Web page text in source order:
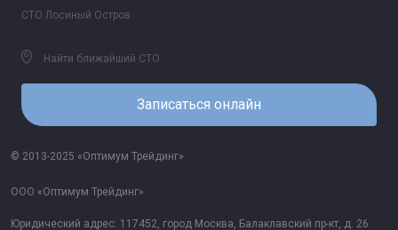
СТО Лосиный Остров
Найти ближайший СТО
Записаться онлайн
© 2013-2025 «Оптимум Трейдинг»
ООО «Оптимум Трейдинг»
Юридический адрес: 117452, город Москва, Балаклавский пр-кт, д. 26